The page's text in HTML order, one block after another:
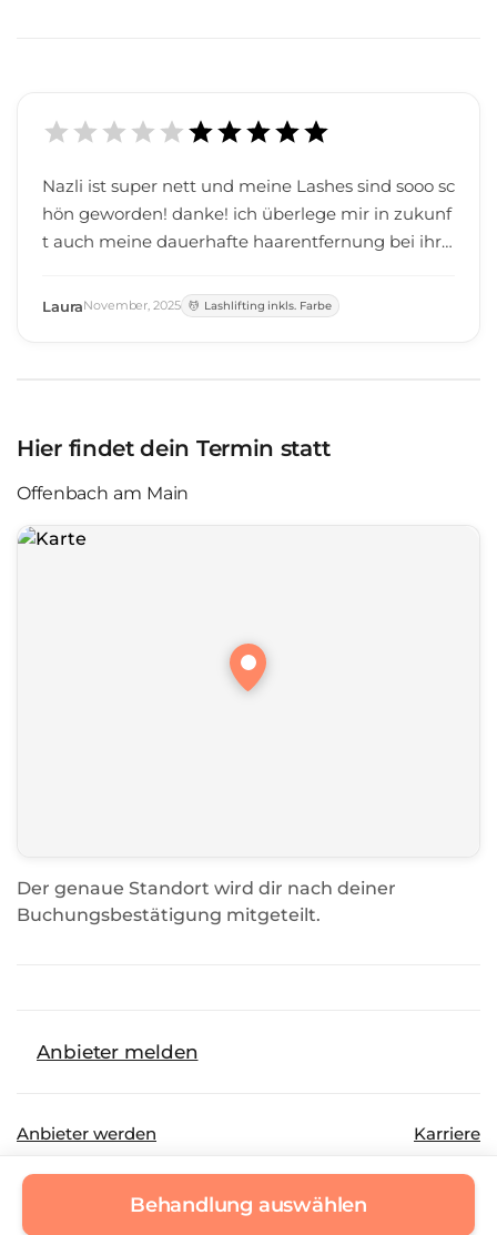
Nazli ist super nett und meine Lashes sind sooo sc
hön geworden! danke! ich überlege mir in zukunf
t auch meine dauerhafte haarentfernung bei ihr z
LauraNovember,2025 Lashlifting inkls. Farbe
Hier findet dein Termin statt
Offenbach am Main
Der genaue Standort wird dir nach deiner
Buchungsbestätigung mitgeteilt.
Anbieter melden
Anbieter werden Karriere
©
Behandlung auswählen